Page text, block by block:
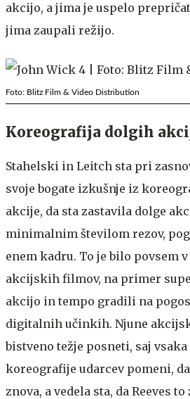
akcijo, a jima je uspelo
jima zaupali režijo.
Foto: Blitz Film & Video Distribution
Koreografija dolgih
Stahelski in Leitch sta pri
svoje bogate izkušnje iz
akcije, da sta zastavila dolge
minimalnim številom rezov,
enem kadru. To je bilo povsem
akcijskih filmov, na primer
akcijo in tempo gradili na
digitalnih učinkih. Njune
bistveno težje posneti, saj
koreografije udarcev pomeni,
znova, a vedela sta, da Reeves